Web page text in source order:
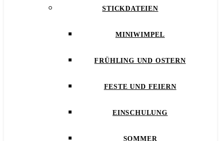
STICKDATEIEN
MINIWIMPEL
FRÜHLING UND OSTERN
FESTE UND FEIERN
EINSCHULUNG
SOMMER